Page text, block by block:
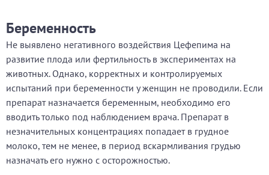
Беременность
Не выявлено негативного воздействия Цефепима на
развитие плода или фертильность в экспериментах на
животных. Однако, корректных и контролируемых
испытаний при беременности у женщин не проводили. Если
препарат назначается беременным, необходимо его
вводить только под наблюдением врача. Препарат в
незначительных концентрациях попадает в грудное
молоко, тем не менее, в период вскармливания грудью
назначать его нужно с осторожностью.